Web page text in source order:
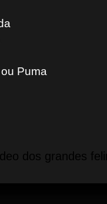
Puma
dos grandes